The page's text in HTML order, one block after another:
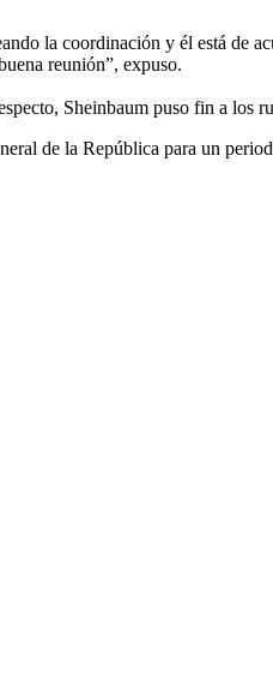
la coordinación y él está de
reunión”, expuso.
Sheinbaum puso fin a los
de la República para un